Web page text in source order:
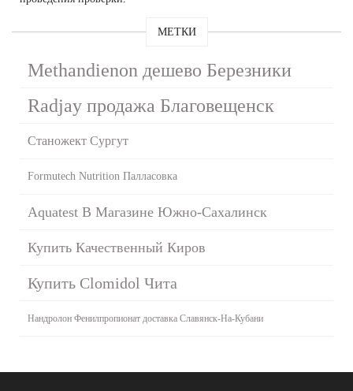
МЕТКИ
Methandienon дешево Березники
Radjay продажа Благовещенск
Станожект Сургут
Formutech Nutrition Палласовка
Aquatest В Магазине Южно-Сахалинск
Купить Качественный Киров
Купить Clomidol Чита
Нандролон Фенилпропионат доставка Славянск-На-Кубани